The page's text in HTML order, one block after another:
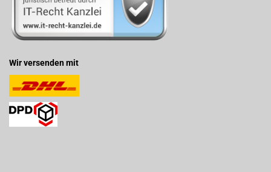
Wir versenden mit